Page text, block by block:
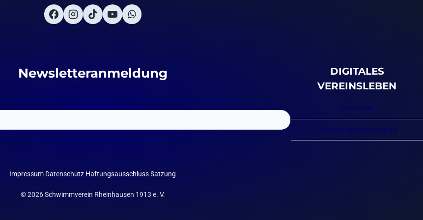
Newsletteranmeldung
DIGITALES
VEREINSLEBEN
Newsletter
Anmeldung Schwimmkurs
Impressum Datenschutz Haftungsausschluss Satzung
© 2026 Schwimmverein Rheinhausen 1913 e. V.